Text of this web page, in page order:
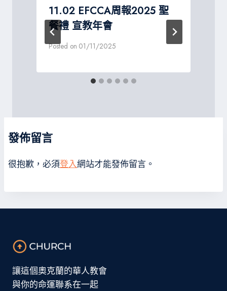
11.02 EFCCA周報2025 聖
餐禮 宣教年會
Posted on 01/11/2025
發佈留言
很抱歉，必須登入網站才能發佈留言。
讓這個奧克蘭的華人教會
與你的命運聯系在一起